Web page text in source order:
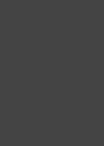
на
и работу платформы